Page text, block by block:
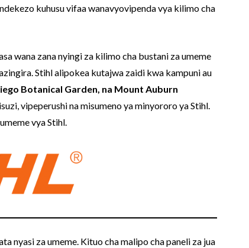
kuhusu vifaa wanavyovipenda vya kilimo cha
wana zana nyingi za kilimo cha bustani za umeme
Stihl alipokea kutajwa zaidi kwa kampuni au
Botanical Garden, na Mount Auburn
vipeperushi na misumeno ya minyororo ya Stihl.
vya Stihl.
nyasi za umeme. Kituo cha malipo cha paneli za jua